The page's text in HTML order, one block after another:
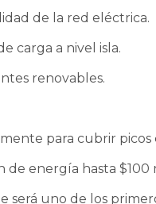
de la red eléctrica.
carga a nivel isla.
renovables.
para cubrir picos
de energía hasta $100
será uno de los